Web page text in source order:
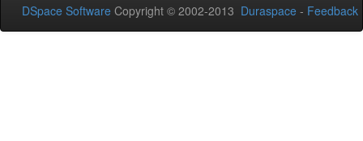
DSpace Software Copyright © 2002-2013 Duraspace - Feedback